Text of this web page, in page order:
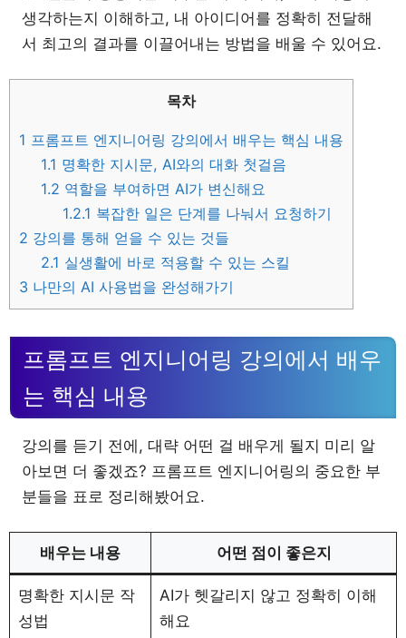
생각하는지 이해하고, 내 아이디어를 정확히 전달해
서 최고의 결과를 이끌어내는 방법을 배울 수 있어요.
목차
1 프롬프트 엔지니어링 강의에서 배우는 핵심 내용
1.1 명확한 지시문, AI와의 대화 첫걸음
1.2 역할을 부여하면 AI가 변신해요
1.2.1 복잡한 일은 단계를 나눠서 요청하기
2 강의를 통해 얻을 수 있는 것들
2.1 실생활에 바로 적용할 수 있는 스킬
3 나만의 AI 사용법을 완성해가기
프롬프트 엔지니어링 강의에서 배우
는 핵심 내용
강의를 듣기 전에, 대략 어떤 걸 배우게 될지 미리 알
아보면 더 좋겠죠? 프롬프트 엔지니어링의 중요한 부
분들을 표로 정리해봤어요.
배우는 내용 어떤 점이 좋은지
명확한 지시문 작
성법
AI가 헷갈리지 않고 정확히 이해
해요